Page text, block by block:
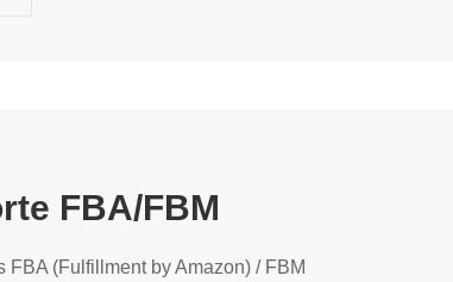
FBA/FBM
FBA (Fulfillment by Amazon) / FBM